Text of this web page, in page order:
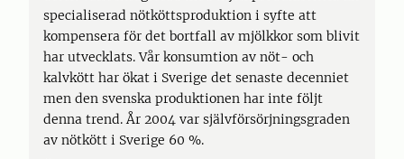
specialiserad nötköttsproduktion i syfte att
kompensera för det bortfall av mjölkkor som blivit
har utvecklats. Vår konsumtion av nöt- och
kalvkött har ökat i Sverige det senaste decenniet
men den svenska produktionen har inte följt
denna trend. År 2004 var självförsörjningsgraden
av nötkött i Sverige 60 %.